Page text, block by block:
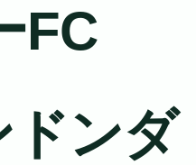
FC
ドンダ